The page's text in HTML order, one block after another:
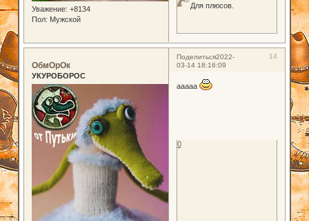
Уважение: +8134
Пол: Мужской
Для плюсов.
Поделиться 14
2022-
03-14 18:16:09
ОбмОрОк
УКУРОБОРОС
ааааа
0